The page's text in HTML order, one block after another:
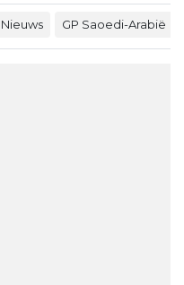
Nieuws GP Saoedi-Arabië